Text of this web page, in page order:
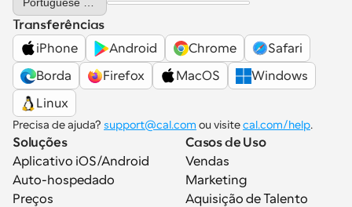
Transferências
iPhone
Android Chrome
Safari
Borda
Firefox MacOS
Windows
Linux
Precisa de ajuda? support@cal.com ou visite cal.com/help.
Soluções
Aplicativo iOS/Android
Auto-hospedado
Preços
Casos de Uso
Vendas
Marketing
Aquisição de Talento